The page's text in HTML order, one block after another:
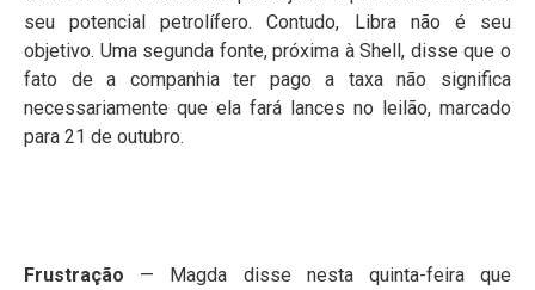
seu potencial petrolífero. Contudo, Libra não é seu
objetivo. Uma segunda fonte, próxima à Shell, disse que o
fato de a companhia ter pago a taxa não significa
necessariamente que ela fará lances no leilão, marcado
para 21 de outubro.
Frustração — Magda disse nesta quinta-feira que